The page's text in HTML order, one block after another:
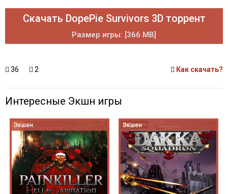
Скачать DopePie Survivors 3D торрент
Размер игры: [366 MB]
36 2 Как скачать?
Интересные Экшн игры
Экшен Экшен